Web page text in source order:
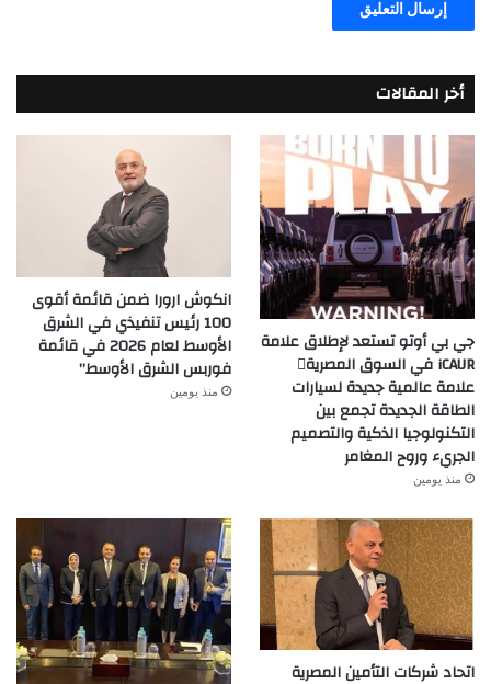
أخر المقالات
جي بي أوتو تستعد لإطلاق علامة
iCAUR في السوق المصرية
علامة عالمية جديدة لسيارات
الطاقة الجديدة تجمع بين
التكنولوجيا الذكية والتصميم
الجريء وروح المغامر
منذ يومين
انكوش ارورا ضمن قائمة أقوى
100 رئيس تنفيذي في الشرق
الأوسط لعام 2026 في قائمة
فوربس الشرق الأوسط”
منذ يومين
اتحاد شركات التأمين المصرية